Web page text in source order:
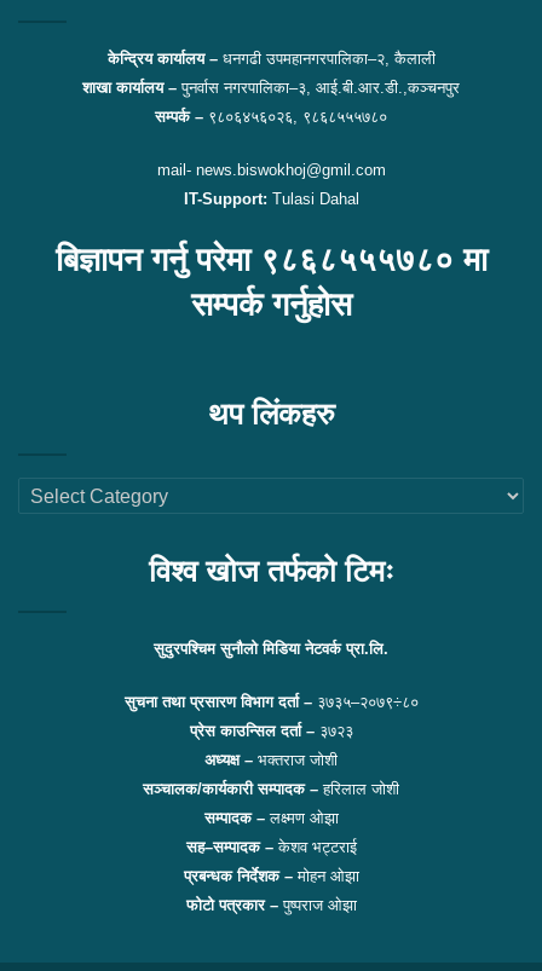
केन्द्रिय कार्यालय –धनगढी उपमहानगरपालिका–२, कैलाली
शाखा कार्यालय –पुनर्वास नगरपालिका–३, आई.बी.आर.डी.,कञ्चनपुर
सम्पर्क – ९८०६४५६०२६, ९८६८५५५७८०
mail- news.biswokhoj@gmil.com
IT-Support: Tulasi Dahal
बिज्ञापन गर्नु परेमा ९८६८५५५७८० मा
सम्पर्क गर्नुहोस
थप लिंकहरु
थप
लिंकहरु
विश्व खोज तर्फको टिमः
सुदुरपश्चिम सुनौलो मिडिया नेटवर्क प्रा.लि.
सुचना तथा प्रसारण विभाग दर्ता – ३७३५–२०७९÷८०
प्रेस काउन्सिल दर्ता – ३७२३
अध्यक्ष – भक्तराज जोशी
सञ्चालक/कार्यकारी सम्पादक – हरिलाल जोशी
सम्पादक –लक्ष्मण ओझा
सह–सम्पादक –केशव भट्टराई
प्रबन्धक निर्देशक –मोहन ओझा
फोटो पत्रकार –पुष्पराज ओझा